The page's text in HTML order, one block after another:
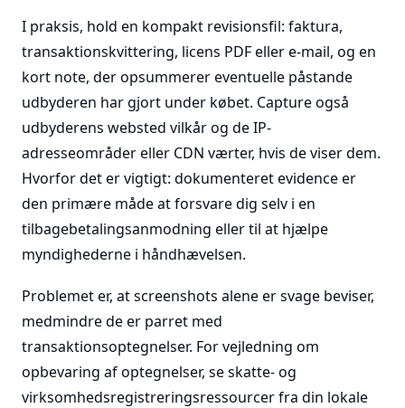
I praksis, hold en kompakt revisionsfil: faktura,
transaktionskvittering, licens PDF eller e-mail, og en
kort note, der opsummerer eventuelle påstande
udbyderen har gjort under købet. Capture også
udbyderens websted vilkår og de IP-
adresseområder eller CDN værter, hvis de viser dem.
Hvorfor det er vigtigt: dokumenteret evidence er
den primære måde at forsvare dig selv i en
tilbagebetalingsanmodning eller til at hjælpe
myndighederne i håndhævelsen.
Problemet er, at screenshots alene er svage beviser,
medmindre de er parret med
transaktionsoptegnelser. For vejledning om
opbevaring af optegnelser, se skatte- og
virksomhedsregistreringsressourcer fra din lokale